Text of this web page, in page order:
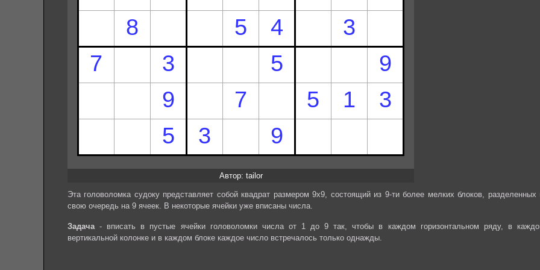
Автор: tailor
Эта головоломка судоку представляет собой квадрат размером 9х9, состоящий из 9-ти более мелких блоков, разделенных
свою очередь на 9 ячеек. В некоторые ячейки уже вписаны числа.
Задача- вписать в пустые ячейки головоломки числа от 1 до 9 так, чтобы в каждом горизонтальном ряду, в
вертикальной колонке и в каждом блоке каждое число встречалось только однажды.